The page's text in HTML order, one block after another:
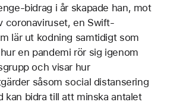
bidrag i år skapade han, mot
coronaviruset, en Swift-
lär ut kodning samtidigt som
en pandemi rör sig igenom
och visar hur
såsom social distansering
kan bidra till att minska antalet